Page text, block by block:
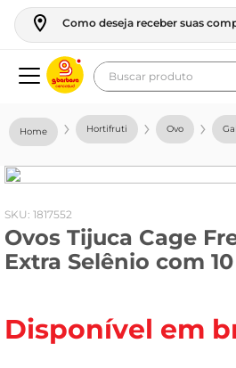
Como deseja receber suas
Buscar produto
Hortifruti Ovo
: 1817552
Ovos Tijuca Cage
Extra Selênio com
Disponível em
geladeira
fogao
café
cerveja
leite